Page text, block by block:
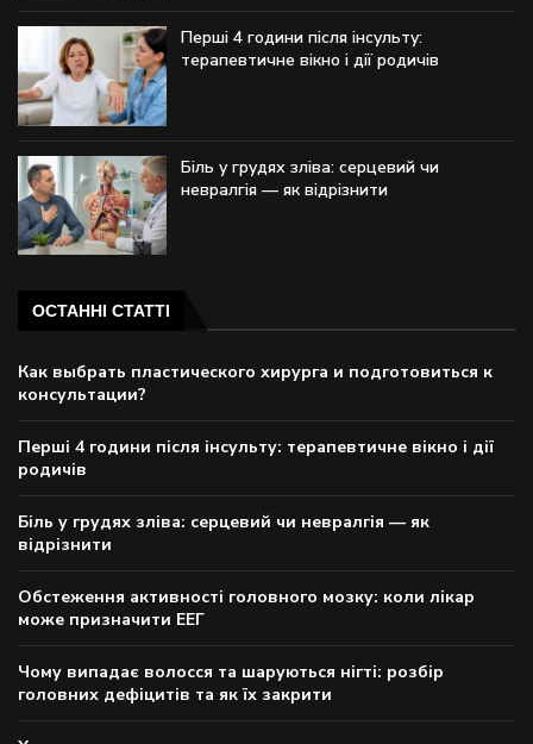
Перші 4 години після інсульту:
терапевтичне вікно і дії родичів
Біль у грудях зліва: серцевий чи
невралгія — як відрізнити
ОСТАННІ СТАТТІ
Как выбрать пластического хирурга и подготовиться к
консультации?
Перші 4 години після інсульту: терапевтичне вікно і дії
родичів
Біль у грудях зліва: серцевий чи невралгія — як
відрізнити
Обстеження активності головного мозку: коли лікар
може призначити ЕЕГ
Чому випадає волосся та шаруються нігті: розбір
головних дефіцитів та як їх закрити